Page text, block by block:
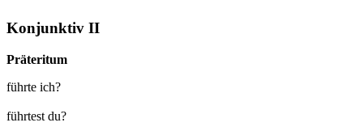
Konjunktiv II
Präteritum
führte ich?
führtest du?